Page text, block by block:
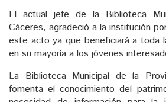
El actual jefe de la Biblioteca
Cáceres, agradeció a la institución
este acto ya que beneficiará a toda
en su mayoría a los jóvenes
La Biblioteca Municipal de la
fomenta el conocimiento del